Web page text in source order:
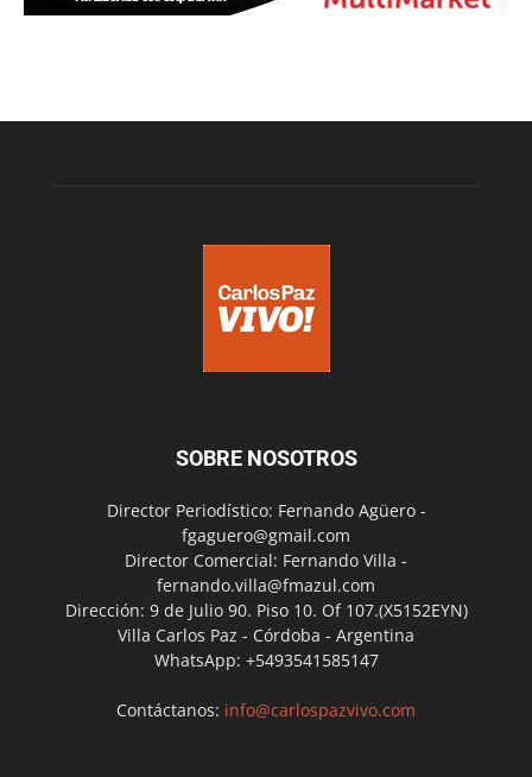
SOBRE NOSOTROS
Director Periodístico: Fernando Agüero -
fgaguero@gmail.com
Director Comercial: Fernando Villa -
fernando.villa@fmazul.com
Dirección: 9 de Julio 90. Piso 10. Of 107.(X5152EYN)
Villa Carlos Paz - Córdoba - Argentina
WhatsApp: +5493541585147
Contáctanos: info@carlospazvivo.com